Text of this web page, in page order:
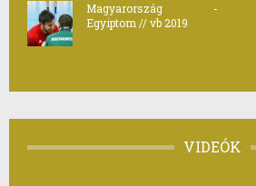
Magyarország -
Egyiptom // vb 2019
VIDEÓK